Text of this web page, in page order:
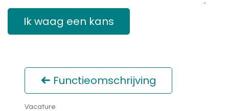
Ik waag een kans
Functieomschrijving
Vacature